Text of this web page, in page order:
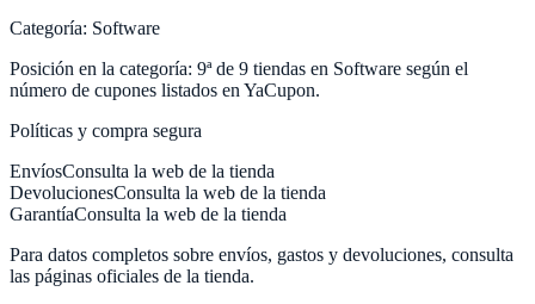
Categoría: Software
Posición en la categoría: 9ª de 9 tiendas en Software según el
número de cupones listados en YaCupon.
Políticas y compra segura
EnvíosConsulta la web de la tienda
DevolucionesConsulta la web de la tienda
GarantíaConsulta la web de la tienda
Para datos completos sobre envíos, gastos y devoluciones, consulta
las páginas oficiales de la tienda.